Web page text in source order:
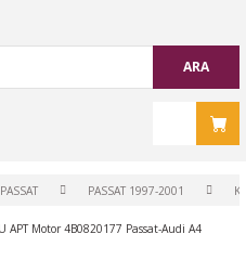
ARA
PASSAT PASSAT 1997-2001